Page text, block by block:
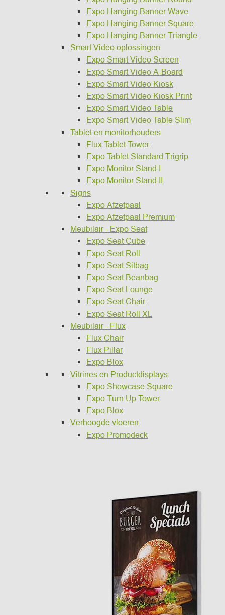
Expo Hanging Banner Wave
Expo Hanging Banner Square
Expo Hanging Banner Triangle
Smart Video oplossingen
Expo Smart Video Screen
Expo Smart Video A-Board
Expo Smart Video Kiosk
Expo Smart Video Kiosk Print
Expo Smart Video Table
Expo Smart Video Table Slim
Tablet en monitorhouders
Flux Tablet Tower
Expo Tablet Standard Trigrip
Expo Monitor Stand I
Expo Monitor Stand II
Signs
Expo Afzetpaal
Expo Afzetpaal Premium
Meubilair - Expo Seat
Expo Seat Cube
Expo Seat Roll
Expo Seat Sitbag
Expo Seat Beanbag
Expo Seat Lounge
Expo Seat Chair
Expo Seat Roll XL
Meubilair - Flux
Flux Chair
Flux Pillar
Expo Blox
Vitrines en Productdisplays
Expo Showcase Square
Expo Turn Up Tower
Expo Blox
Verhoogde vloeren
Expo Promodeck